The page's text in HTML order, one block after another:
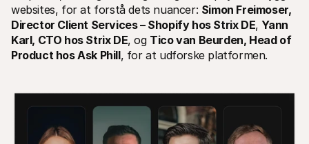
Find ud af, hvorfor Mollie er på din bankudskrift
For Mollie-kunder
Kontakt vores kundesupport
Kontakt salg
Oplev hvordan vi kan hjælpe din forretning
websites, for at forstå dets nuancer: Simon Freimoser,
Director Client Services – Shopify hos Strix DE, Yann
Karl, CTO hos Strix DE, og Tico van Beurden, Head of
Product hos Ask Phill, for at udforske platformen.